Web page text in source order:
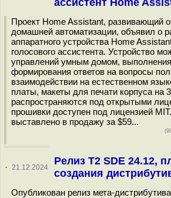
ассистент Home
Проект Home Assistant, развивающий
домашней автоматизации, объявил о
аппаратного устройства Home
голосового ассистента. Устройство
управлений умным домом,
формирования ответов на вопросы
взаимодействии на естественном
платы, макеты для печати корпуса на
распространяются под открытыми
прошивки доступен под лицензией
выставлено в продажу за $59...
· 21.12.2024
Релиз T2 SDE 24.12,
создания
Опубликован релиз мета-